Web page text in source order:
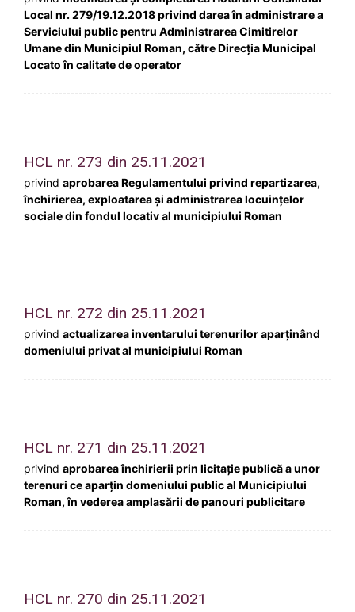
Local nr. 279/19.12.2018 privind darea în administrare a
Serviciului public pentru Administrarea Cimitirelor
Umane din Municipiul Roman, către Direcția Municipal
Locato în calitate de operator
HCL nr. 273 din 25.11.2021
privind aprobarea Regulamentului privind repartizarea,
închirierea, exploatarea și administrarea locuințelor
sociale din fondul locativ al municipiului Roman
HCL nr. 272 din 25.11.2021
privind actualizarea inventarului terenurilor aparţinând
domeniului privat al municipiului Roman
HCL nr. 271 din 25.11.2021
privind aprobarea închirierii prin licitație publică a unor
terenuri ce aparțin domeniului public al Municipiului
Roman, în vederea amplasării de panouri publicitare
HCL nr. 270 din 25.11.2021